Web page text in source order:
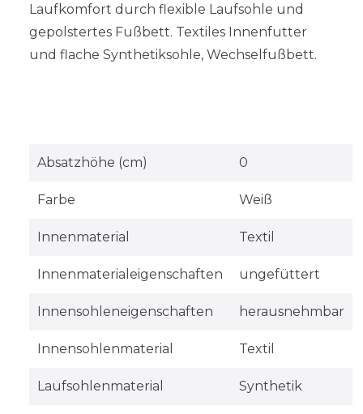
Laufkomfort durch flexible Laufsohle und
gepolstertes Fußbett. Textiles Innenfutter
und flache Synthetiksohle, Wechselfußbett.
Absatzhöhe (cm) 0
Farbe Weiß
Innenmaterial Textil
Innenmaterialeigenschaften ungefüttert
Innensohleneigenschaften herausnehmbar
Innensohlenmaterial Textil
Laufsohlenmaterial Synthetik